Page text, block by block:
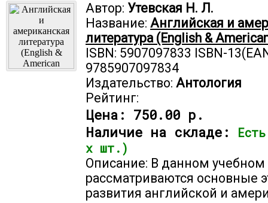
Автор: Утевская Н. Л.
Название: Английская и
литература (English &
ISBN: 5907097833 ISBN-
9785907097834
Издательство: Антология
Рейтинг:
Цена: 750.00 р.
Наличие на складе:
х шт.)
Описание: В данном учебном
рассматриваются основные
развития английской и